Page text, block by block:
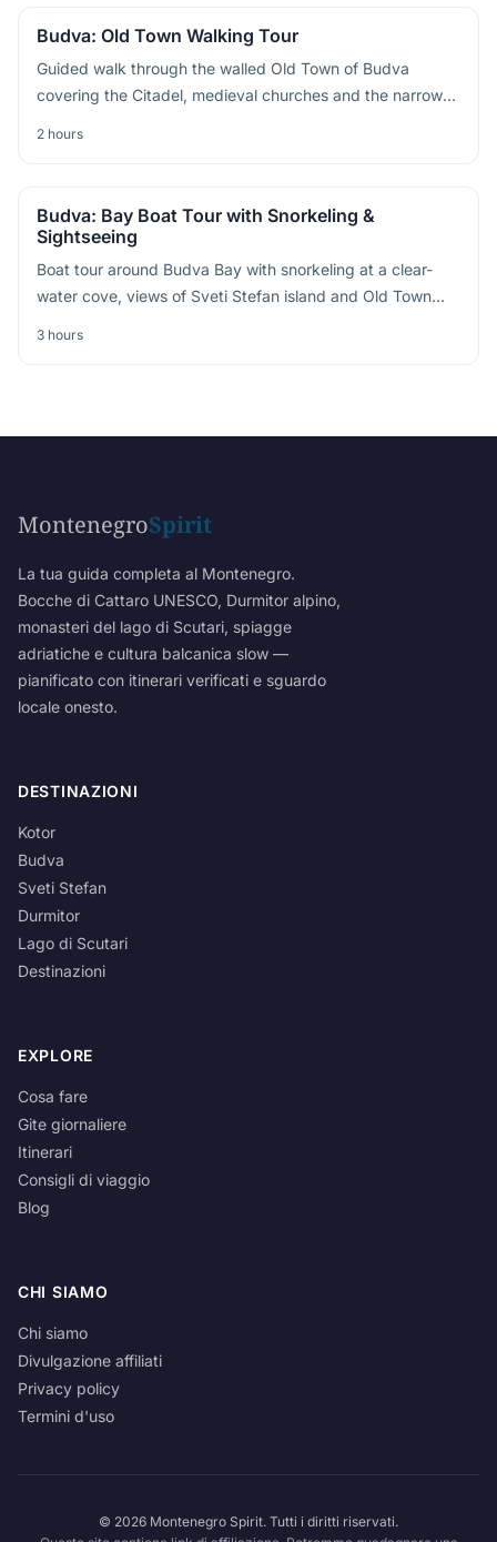
Budva: Old Town Walking Tour
Guided walk through the walled Old Town of Budva
covering the Citadel, medieval churches and the narrow
2 hours
Budva: Bay Boat Tour with Snorkeling &
Sightseeing
Boat tour around Budva Bay with snorkeling at a clear-
water cove, views of Sveti Stefan island and Old Town
3 hours
MontenegroSpirit
La tua guida completa al Montenegro.
Bocche di Cattaro UNESCO, Durmitor alpino,
monasteri del lago di Scutari, spiagge
adriatiche e cultura balcanica slow —
pianificato con itinerari verificati e sguardo
locale onesto.
DESTINAZIONI
Kotor
Budva
Sveti Stefan
Durmitor
Lago di Scutari
Destinazioni
EXPLORE
Cosa fare
Gite giornaliere
Itinerari
Consigli di viaggio
Blog
CHI SIAMO
Chi siamo
Divulgazione affiliati
Privacy policy
Termini d'uso
© 2026 Montenegro Spirit. Tutti i diritti riservati.